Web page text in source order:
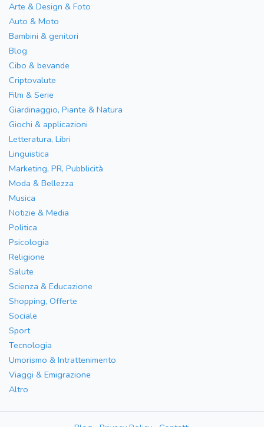
Arte & Design & Foto
Auto & Moto
Bambini & genitori
Blog
Cibo & bevande
Criptovalute
Film & Serie
Giardinaggio, Piante & Natura
Giochi & applicazioni
Letteratura, Libri
Linguistica
Marketing, PR, Pubblicità
Moda & Bellezza
Musica
Notizie & Media
Politica
Psicologia
Religione
Salute
Scienza & Educazione
Shopping, Offerte
Sociale
Sport
Tecnologia
Umorismo & Intrattenimento
Viaggi & Emigrazione
Altro